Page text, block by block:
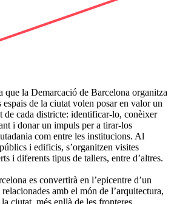
que la Demarcació de Barcelona organitza
de la ciutat volen posar en valor un
de cada districte: identificar-lo, conèixer
i donar un impuls per a tirar-los
com entre les institucions. Al
i edificis, s’organitzen visites
i diferents tipus de tallers, entre d’altres.
es convertirà en l’epicentre d’un
amb el món de l’arquitectura,
ciutat, més enllà de les fronteres